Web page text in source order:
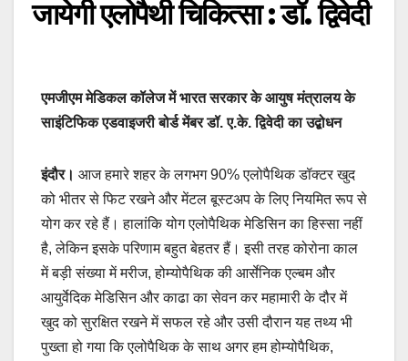
जायेगी एलोपैथी चिकित्सा : डॉ. द्विवेदी
एमजीएम मेडिकल कॉलेज में भारत सरकार के आयुष मंत्रालय के
साइंटिफिक एडवाइजरी बोर्ड मेंबर डॉ. ए.के. द्विवेदी का उद्बोधन
इंदौर। आज हमारे शहर के लगभग 90% एलोपैथिक डॉक्टर खुद
को भीतर से फिट रखने और मेंटल बूस्टअप के लिए नियमित रूप से
योग कर रहे हैं। हालांकि योग एलोपैथिक मेडिसिन का हिस्सा नहीं
है, लेकिन इसके परिणाम बहुत बेहतर हैं। इसी तरह कोरोना काल
में बड़ी संख्या में मरीज, होम्योपैथिक की आर्सेनिक एल्बम और
आयुर्वेदिक मेडिसिन और काढा का सेवन कर महामारी के दौर में
खुद को सुरक्षित रखने में सफल रहे और उसी दौरान यह तथ्य भी
पुख्ता हो गया कि एलोपैथिक के साथ अगर हम होम्योपैथिक,